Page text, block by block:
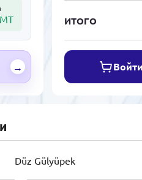
→
ИТОГО
Düz Gülyüpek